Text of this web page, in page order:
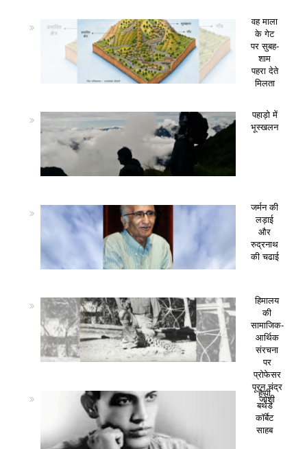
वह माला
के गेट
पर सुबह-
शाम
पहरा देते
मिलता
पहाड़ो में
भूस्खलन
जर्मन की
लड़ाई
और
रुद्रनाथ
की चढाई
हिमालय
की
सामाजिक-
आर्थिक
संरचना
पर
प्रोफेसर
पूरन चंद्र
जोशी
हैप्पी
बर्थडे
कॉर्बेट
साहब